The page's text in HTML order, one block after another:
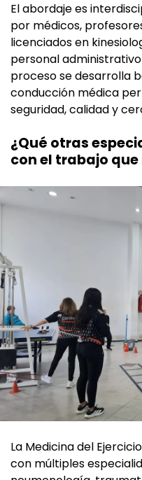
El abordaje es
por médicos,
licenciados en
personal
proceso se desarrolla
conducción médica
seguridad, calidad y
¿Qué otras
con el trabajo
La Medicina del
con múltiples